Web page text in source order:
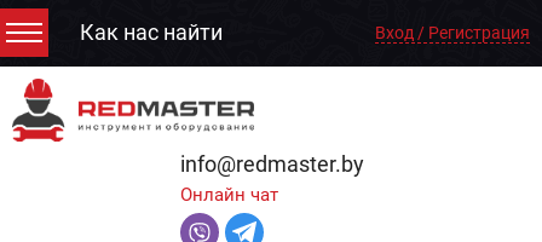
Как нас найти Вход / Регистрация
info@redmaster.by
Онлайн чат